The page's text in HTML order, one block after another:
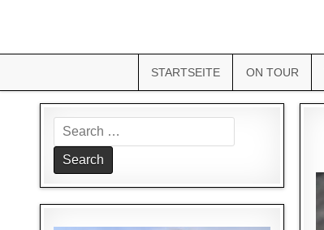
STARTSEITE ON TOUR
Search
for: